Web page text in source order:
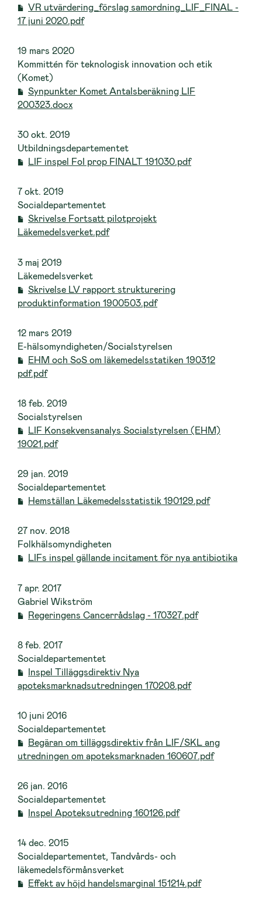
VR utvärdering_förslag samordning_LIF_FINAL -
17 juni 2020.pdf
19 mars 2020
Kommittén för teknologisk innovation och etik
(Komet)
Synpunkter Komet Antalsberäkning LIF
200323.docx
30 okt. 2019
Utbildningsdepartementet
LIF inspel FoI prop FINALT 191030.pdf
7 okt. 2019
Socialdepartementet
Skrivelse Fortsatt pilotprojekt
Läkemedelsverket.pdf
3 maj 2019
Läkemedelsverket
Skrivelse LV rapport strukturering
produktinformation 1900503.pdf
12 mars 2019
E-hälsomyndigheten/Socialstyrelsen
EHM och SoS om läkemedelsstatiken 190312
pdf.pdf
18 feb. 2019
Socialstyrelsen
LIF Konsekvensanalys Socialstyrelsen (EHM)
19021.pdf
29 jan. 2019
Socialdepartementet
Hemställan Läkemedelsstatistik 190129.pdf
27 nov. 2018
Folkhälsomyndigheten
LIFs inspel gällande incitament för nya antibiotika
7 apr. 2017
Gabriel Wikström
Regeringens Cancerrådslag - 170327.pdf
8 feb. 2017
Socialdepartementet
Inspel Tilläggsdirektiv Nya
apoteksmarknadsutredningen 170208.pdf
10 juni 2016
Socialdepartementet
Begäran om tilläggsdirektiv från LIF/SKL ang
utredningen om apoteksmarknaden 160607.pdf
26 jan. 2016
Socialdepartementet
Inspel Apoteksutredning 160126.pdf
14 dec. 2015
Socialdepartementet, Tandvårds- och
läkemedelsförmånsverket
Effekt av höjd handelsmarginal 151214.pdf